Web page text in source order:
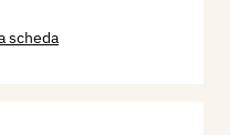
scheda